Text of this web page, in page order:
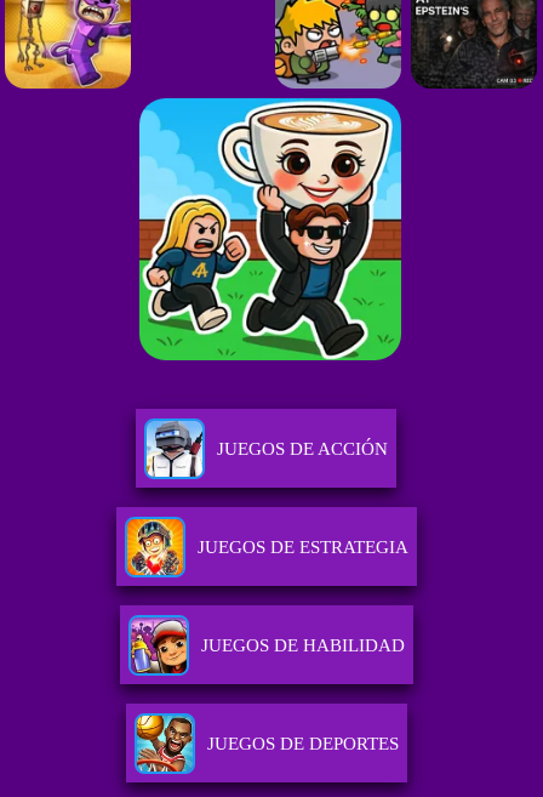
JUEGOS DE ACCIÓN
JUEGOS DE ESTRATEGIA
JUEGOS DE HABILIDAD
JUEGOS DE DEPORTES